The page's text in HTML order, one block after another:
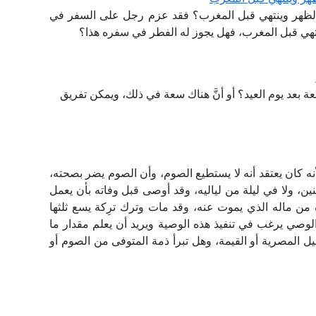
وينتهي قبل المغرب؟ فقد عزم رجل على السفر في
قبل المغرب، فهل يجوز له الفطر في سفره هذا؟
بعد يوم العيد؟ أو أنَّ هناك سعة في ذلك، ويمكن تفريق
يعتقد أنه لا يستطيع الصوم، وأن الصوم يضر بصحته،
ولا في ليلة من لياليه، وقد أوصى قبل وفاته بأن يعمل
ماله الذي يموت عنه، وقد مات وترك ترِكة يسع ثلثها
يرغب في تنفيذ هذه الوصية ويريد أن يعلم مقدار ما
أو القيمة، وهل تبرأ ذمة المتوفى من الصوم أو